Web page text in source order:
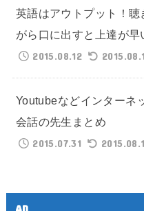
英語はアウトプット！
がら口に出すと上達が早
2015.08.12
Youtubeなどインターネ
会話の先生まとめ
2015.07.31